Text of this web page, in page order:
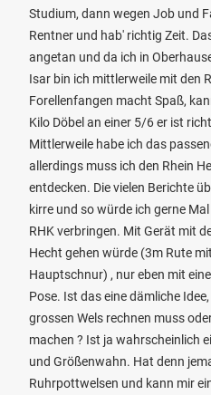
Studium, dann wegen Job und
Rentner und hab' richtig Zeit.
angetan und da ich in
Isar bin ich mittlerweile mit den
Forellenfangen macht Spaß,
Kilo Döbel an einer 5/6 er ist
Mittlerweile habe ich das
allerdings muss ich den Rhein
entdecken. Die vielen Berichte
kirre und so würde ich gerne
RHK verbringen. Mit Gerät mit
Hecht gehen würde (3m Rute
Hauptschnur) , nur eben mit
Pose. Ist das eine dämliche
grossen Wels rechnen muss
machen ? Ist ja wahrscheinlich
und Größenwahn. Hat denn
Ruhrpottwelsen und kann mir